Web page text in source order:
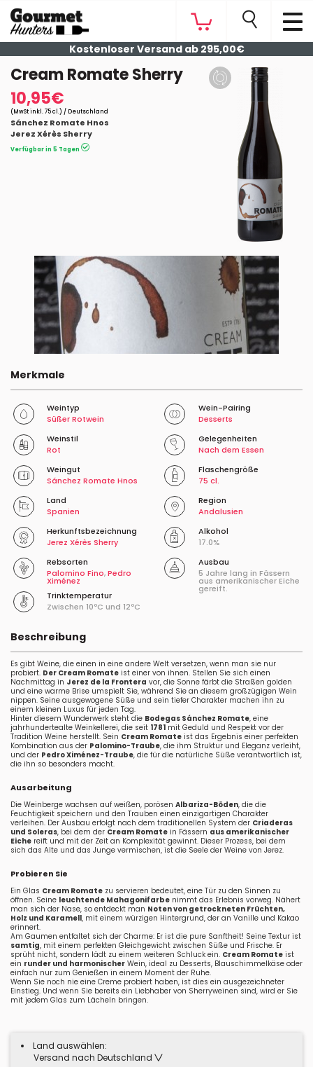
Kostenloser Versand ab 295,00€
Cream Romate Sherry
10,95€
(MwSt inkl. 75 cl.) / Deutschland
Sánchez Romate Hnos
Jerez Xérès Sherry
Verfügbar in 5 Tagen
Merkmale
Weintyp
Süßer Rotwein
Wein-Pairing
Desserts
Weinstil
Rot
Gelegenheiten
Nach dem Essen
Weingut
Sánchez Romate Hnos
Flaschengröße
75 cl.
Land
Spanien
Region
Andalusien
Herkunftsbezeichnung
Jerez Xérès Sherry
Alkohol
17.0%
Rebsorten
Palomino Fino,Pedro
Ximénez
Trinktemperatur
Zwischen 10ºC und 12ºC
Ausbau
5 Jahre lang in Fässern
aus amerikanischer Eiche
gereift.
Beschreibung
Es gibt Weine, die einen in eine andere Welt versetzen, wenn man sie nur
probiert. Der Cream Romate ist einer von ihnen. Stellen Sie sich einen
Nachmittag in Jerez de la Frontera vor, die Sonne färbt die Straßen golden
und eine warme Brise umspielt Sie, während Sie an diesem großzügigen Wein
nippen. Seine ausgewogene Süße und sein tiefer Charakter machen ihn zu
einem kleinen Luxus für jeden Tag.
Hinter diesem Wunderwerk steht die Bodegas Sánchez Romate, eine
jahrhundertealte Weinkellerei, die seit 1781 mit Geduld und Respekt vor der
Tradition Weine herstellt. Sein Cream Romate ist das Ergebnis einer perfekten
Kombination aus der Palomino-Traube, die ihm Struktur und Eleganz verleiht,
und der Pedro Ximénez-Traube, die für die natürliche Süße verantwortlich ist,
die ihn so besonders macht.
Ausarbeitung
Die Weinberge wachsen auf weißen, porösen Albariza-Böden, die die
Feuchtigkeit speichern und den Trauben einen einzigartigen Charakter
verleihen. Der Ausbau erfolgt nach dem traditionellen System der Criaderas
und Soleras, bei dem der Cream Romate in Fässern aus amerikanischer
Eiche reift und mit der Zeit an Komplexität gewinnt. Dieser Prozess, bei dem
sich das Alte und das Junge vermischen, ist die Seele der Weine von Jerez.
Probieren Sie
Ein Glas Cream Romate zu servieren bedeutet, eine Tür zu den Sinnen zu
öffnen. Seine leuchtende Mahagonifarbe nimmt das Erlebnis vorweg. Nähert
man sich der Nase, so entdeckt man Noten von getrockneten Früchten,
Holz und Karamell, mit einem würzigen Hintergrund, der an Vanille und Kakao
erinnert.
Am Gaumen entfaltet sich der Charme: Er ist die pure Sanftheit! Seine Textur ist
samtig, mit einem perfekten Gleichgewicht zwischen Süße und Frische. Er
sprüht nicht, sondern lädt zu einem weiteren Schluck ein. Cream Romate ist
ein runder und harmonischer Wein, ideal zu Desserts, Blauschimmelkäse oder
einfach nur zum Genießen in einem Moment der Ruhe.
Wenn Sie noch nie eine Creme probiert haben, ist dies ein ausgezeichneter
Einstieg. Und wenn Sie bereits ein Liebhaber von Sherryweinen sind, wird er Sie
mit jedem Glas zum Lächeln bringen.
Land auswählen:
Versand nach Deutschland